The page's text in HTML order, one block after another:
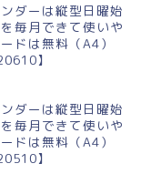
ダーは縦型日曜始
毎月できて使いや
ドは無料（A4）
】
ダーは縦型日曜始
毎月できて使いや
ドは無料（A4）
】